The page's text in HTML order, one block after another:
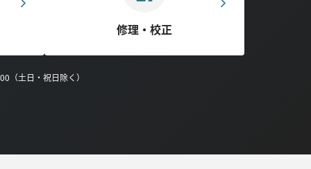
修理・校正
（土日・祝日除く）